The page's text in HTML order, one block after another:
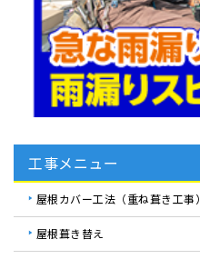
工事メニュー
屋根カバー工法（重ね葺き工事）
屋根葺き替え